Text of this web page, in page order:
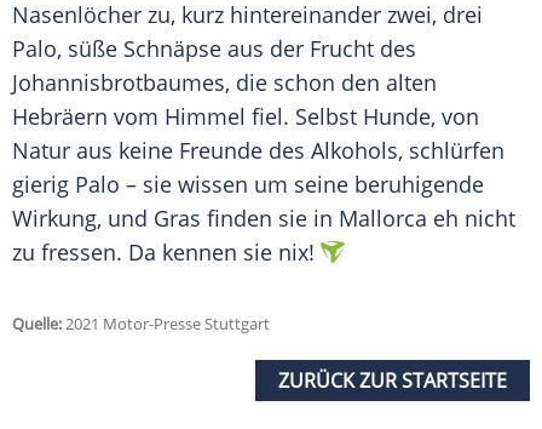
Nasenlöcher zu, kurz hintereinander zwei, drei
Palo, süße Schnäpse aus der Frucht des
Johannisbrotbaumes, die schon den alten
Hebräern vom Himmel fiel. Selbst Hunde, von
Natur aus keine Freunde des Alkohols, schlürfen
gierig Palo – sie wissen um seine beruhigende
Wirkung, und Gras finden sie in Mallorca eh nicht
zu fressen. Da kennen sie nix!
Quelle:2021 Motor-Presse Stuttgart
ZURÜCK ZUR STARTSEITE